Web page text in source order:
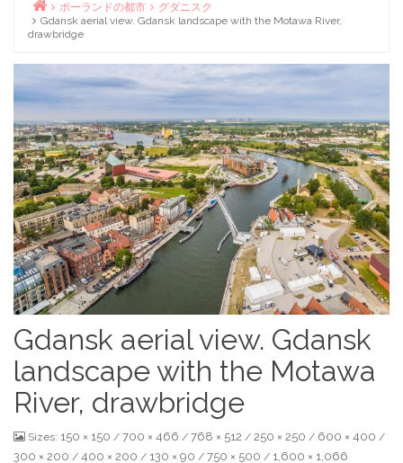
Home
ポーランドの都市
グダニスク
Gdansk aerial view. Gdansk landscape with the Motawa River,
drawbridge
Gdansk aerial view. Gdansk
landscape with the Motawa
River, drawbridge
Sizes: 150 × 150 / 700 × 466 / 768 × 512 / 250 × 250 / 600 × 400 /
300 × 200 / 400 × 200 / 130 × 90 / 750 × 500 / 1,600 × 1,066